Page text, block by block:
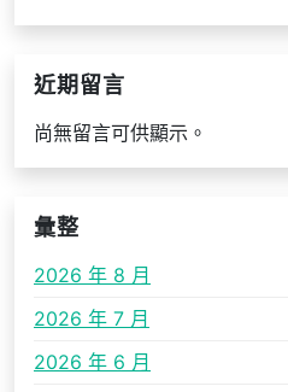
近期留言
尚無留言可供顯示。
彙整
2026 年 8 月
2026 年 7 月
2026 年 6 月